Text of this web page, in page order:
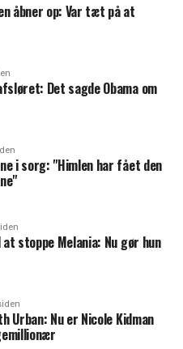
åbner op: Var tæt på at
Det sagde Obama om
i sorg: "Himlen har fået den
stoppe Melania: Nu gør hun
Urban: Nu er Nicole Kidman